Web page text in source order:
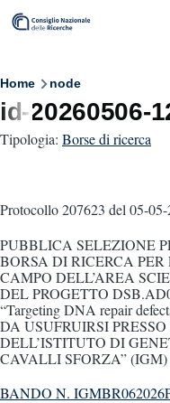
Skip to main content
Breadcrumb
Home node
id-20260506-
Tipologia: Borse di ricerca
Protocollo 207623 del 05-
PUBBLICA SELEZIONE
BORSA DI RICERCA
CAMPO DELL’AREA
DEL PROGETTO
“Targeting DNA repair
DA USUFRUIRSI
DELL’ISTITUTO DI
CAVALLI SFORZA”
BANDO N.